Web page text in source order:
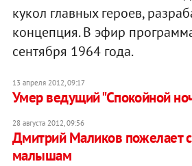
кукол главных героев,
концепция. В эфир
сентября 1964 года.
13 апреля 2012, 09:17
Умер ведущий "Спокойной
28 августа 2012, 09:56
Дмитрий Маликов пожелает
малышам